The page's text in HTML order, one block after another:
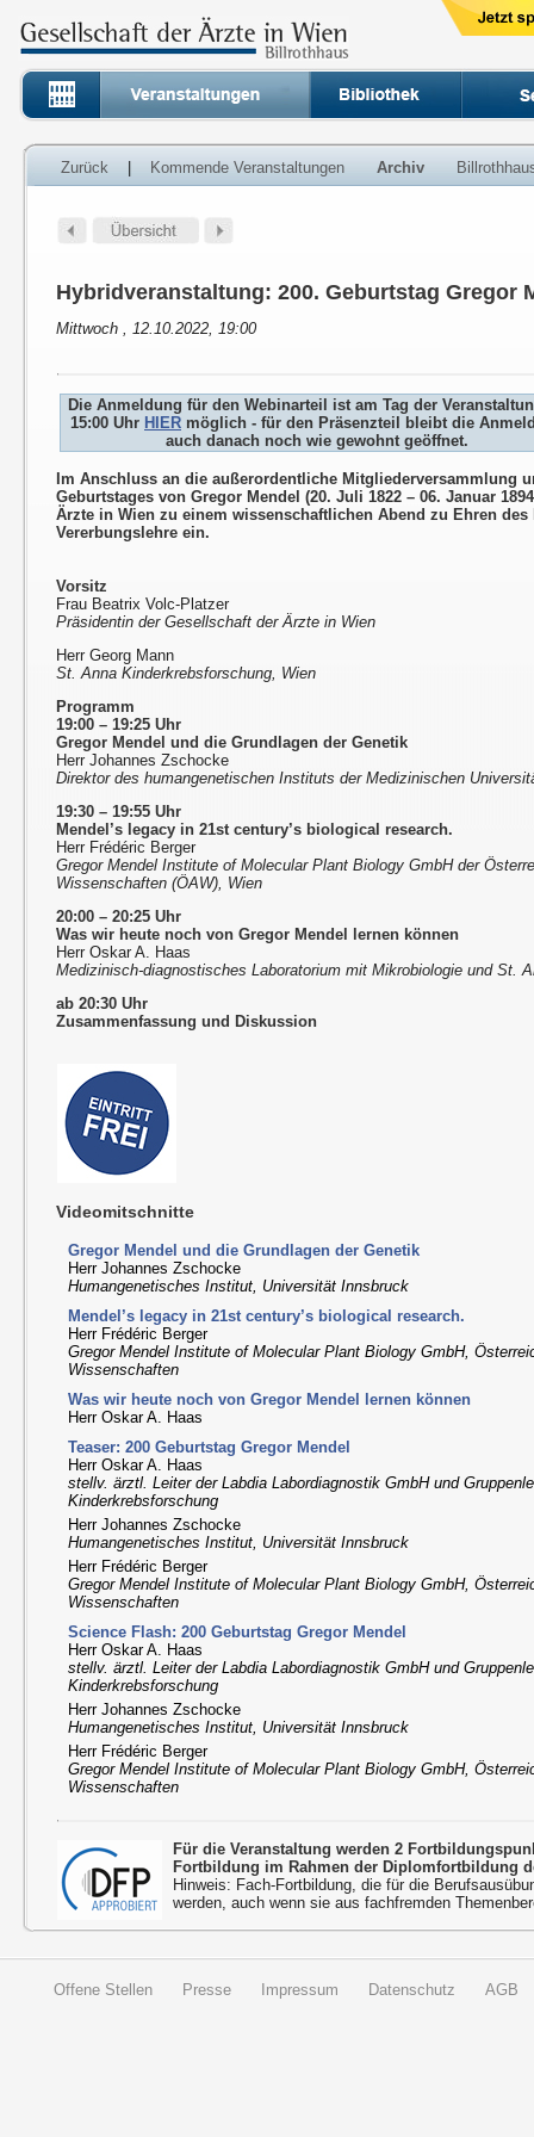
Zurück Kommende Veranstaltungen Archiv
Hybridveranstaltung: 200. Geburtstag Gregor
Mittwoch , 12.10.2022, 19:00
Die Anmeldung für den Webinarteil ist am Tag der
15:00 Uhr HIER möglich - für den Präsenzteil bleibt die
auch danach noch wie gewohnt geöffnet.
Im Anschluss an die außerordentliche Mitgliederversammlung
Geburtstages von Gregor Mendel (20. Juli 1822 – 06. Januar
Ärzte in Wien zu einem wissenschaftlichen Abend zu Ehren des
Vererbungslehre ein.
Vorsitz
Frau Beatrix Volc-Platzer
Präsidentin der Gesellschaft der Ärzte in Wien
Herr Georg Mann
St. Anna Kinderkrebsforschung, Wien
Programm
19:00 – 19:25 Uhr
Gregor Mendel und die Grundlagen der Genetik
Herr Johannes Zschocke
Direktor des humangenetischen Instituts der Medizinischen
19:30 – 19:55 Uhr
Mendel’s legacy in 21st century’s biological research.
Herr Frédéric Berger
Gregor Mendel Institute of Molecular Plant Biology GmbH der
Wissenschaften (ÖAW), Wien
20:00 – 20:25 Uhr
Was wir heute noch von Gregor Mendel lernen können
Herr Oskar A. Haas
Medizinisch-diagnostisches Laboratorium mit Mikrobiologie und St.
ab 20:30 Uhr
Zusammenfassung und Diskussion
Videomitschnitte
Gregor Mendel und die Grundlagen der Genetik
Herr Johannes Zschocke
Humangenetisches Institut, Universität Innsbruck
Mendel’s legacy in 21st century’s biological research.
Herr Frédéric Berger
Gregor Mendel Institute of Molecular Plant Biology GmbH,
Wissenschaften
Was wir heute noch von Gregor Mendel lernen können
Herr Oskar A. Haas
Teaser: 200 Geburtstag Gregor Mendel
Herr Oskar A. Haas
stellv. ärztl. Leiter der Labdia Labordiagnostik GmbH und
Kinderkrebsforschung
Herr Johannes Zschocke
Humangenetisches Institut, Universität Innsbruck
Herr Frédéric Berger
Gregor Mendel Institute of Molecular Plant Biology GmbH,
Wissenschaften
Science Flash: 200 Geburtstag Gregor Mendel
Herr Oskar A. Haas
stellv. ärztl. Leiter der Labdia Labordiagnostik GmbH und
Kinderkrebsforschung
Herr Johannes Zschocke
Humangenetisches Institut, Universität Innsbruck
Herr Frédéric Berger
Gregor Mendel Institute of Molecular Plant Biology GmbH,
Wissenschaften
Für die Veranstaltung werden 2
Fortbildung im Rahmen der Diplomfortbildung
Hinweis: Fach-Fortbildung, die für die
werden, auch wenn sie aus fachfremden
Offene Stellen Presse Impressum Datenschutz AGB